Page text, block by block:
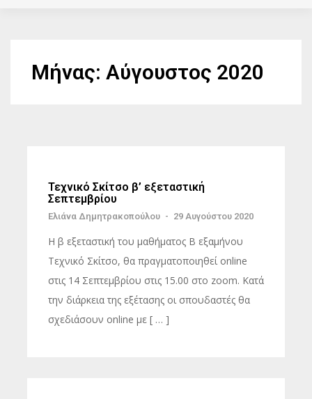
Μήνας: Αύγουστος 2020
Τεχνικό Σκίτσο β’ εξεταστική
Σεπτεμβρίου
Ελιάνα Δημητρακοπούλου - 29 Αυγούστου 2020
Η β εξεταστική του μαθήματος Β εξαμήνου
Τεχνικό Σκίτσο, θα πραγματοποιηθεί online
στις 14 Σεπτεμβρίου στις 15.00 στο zoom. Κατά
την διάρκεια της εξέτασης οι σπουδαστές θα
σχεδιάσουν online με [ … ]